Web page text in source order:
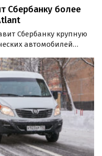
Сбербанку более
Сбербанку крупную
автомобилей
сообщает пресс-